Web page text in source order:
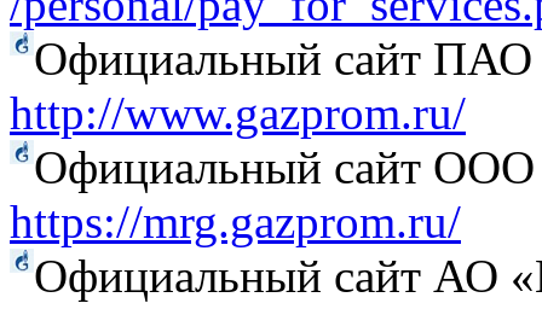
Официальный сайт ПАО
http://www.gazprom.ru/
Официальный сайт ООО
https://mrg.gazprom.ru/
Официальный сайт АО